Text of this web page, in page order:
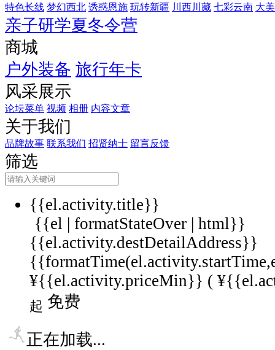
特色长线 梦幻西北 诱惑恩施 玩转新疆 川西川藏 七彩云南 大
亲子研学夏冬令营
商城
户外装备 旅行年卡
风采展示
论坛菜单 视频 相册 内容文章
关于我们
品牌故事 联系我们 招贤纳士 留言反馈
筛选
{{el.activity.title}}
{{el | formatStateOver | html}}
{{el.activity.destDetailAddress}}
¥{{el.activity.priceMin}} (
起 免费
正在加载...